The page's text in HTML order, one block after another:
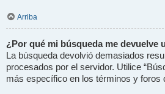
Arriba
¿Por qué mi búsqueda me devuelve
La búsqueda devolvió demasiados
procesados por el servidor. Utilice
más específico en los términos y foros